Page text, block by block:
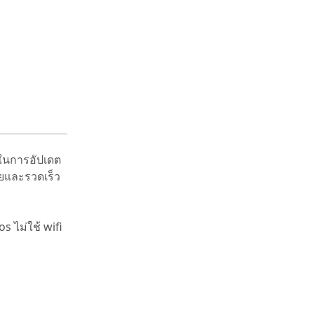
การอัปเดต
ละรวดเร็ว
ไม่ใช้ wifi